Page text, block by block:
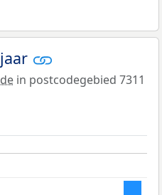
in postcodegebied 7311